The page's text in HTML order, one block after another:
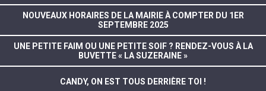
NOUVEAUX HORAIRES DE LA MAIRIE À COMPTER DU 1ER
SEPTEMBRE 2025
UNE PETITE FAIM OU UNE PETITE SOIF ? RENDEZ-VOUS À LA
BUVETTE « LA SUZERAINE »
CANDY, ON EST TOUS DERRIÈRE TOI !